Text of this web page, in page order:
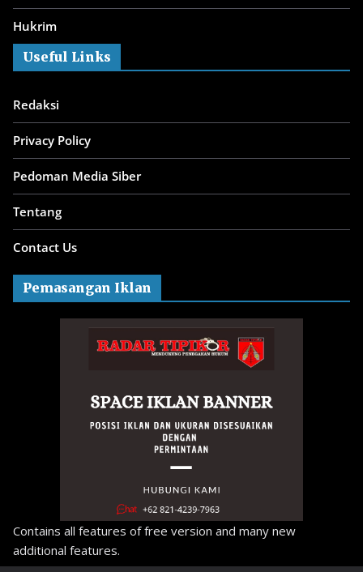
Hukrim
Useful Links
Redaksi
Privacy Policy
Pedoman Media Siber
Tentang
Contact Us
Pemasangan Iklan
Contains all features of free version and many new
additional features.